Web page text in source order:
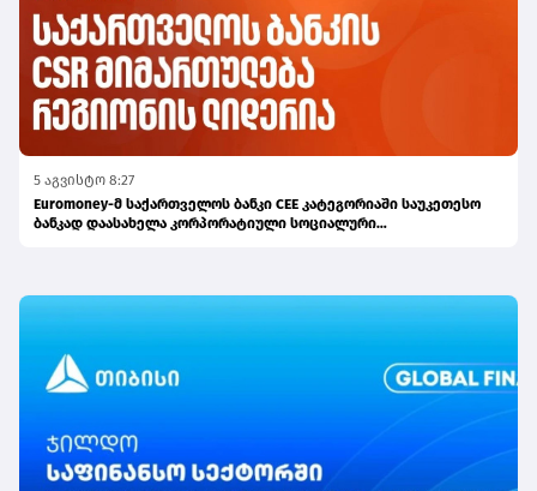
5 აგვისტო 8:27
Euromoney-მ საქართველოს ბანკი CEE კატეგორიაში საუკეთესო
ბანკად დაასახელა კორპორატიული სოციალური